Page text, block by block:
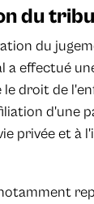
du
du
a effectué
droit de
d'une
privée et à